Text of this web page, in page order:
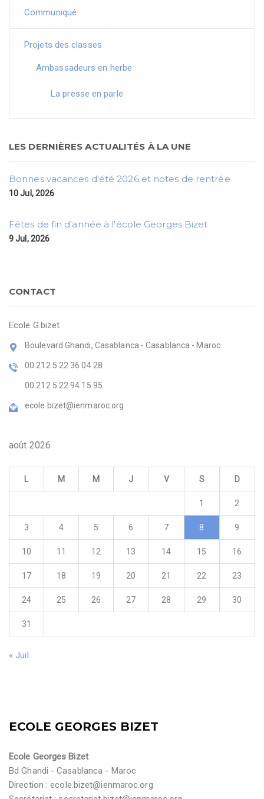
Communiqué
Projets des classes
Ambassadeurs en herbe
La presse en parle
LES DERNIÈRES ACTUALITÉS À LA UNE
Bonnes vacances d'été 2026 et notes de rentrée
10 Jul, 2026
Fêtes de fin d'année à l'école Georges Bizet
9 Jul, 2026
CONTACT
Ecole G.bizet
Boulevard Ghandi, Casablanca - Casablanca - Maroc
00 212 5 22 36 04 28
00 212 5 22 94 15 95
ecole.bizet@ienmaroc.org
août 2026
L M M J V S D
1 2
3 4 5 6 7 8 9
10 11 12 13 14 15 16
17 18 19 20 21 22 23
24 25 26 27 28 29 30
31
« Juil
ECOLE GEORGES BIZET
Ecole Georges Bizet
Bd Ghandi - Casablanca - Maroc
Direction :ecole.bizet@ienmaroc.org